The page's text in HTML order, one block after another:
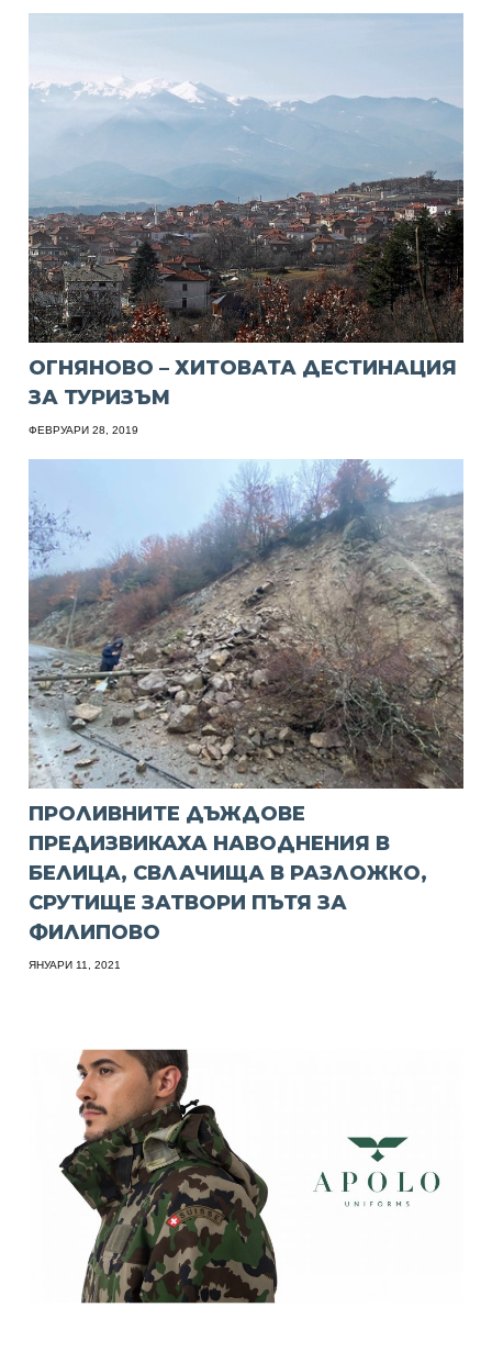
ОГНЯНОВО – ХИТОВАТА ДЕСТИНАЦИЯ
ЗА ТУРИЗЪМ
ФЕВРУАРИ 28, 2019
ПРОЛИВНИТЕ ДЪЖДОВЕ
ПРЕДИЗВИКАХА НАВОДНЕНИЯ В
БЕЛИЦА, СВЛАЧИЩА В РАЗЛОЖКО,
СРУТИЩЕ ЗАТВОРИ ПЪТЯ ЗА
ФИЛИПОВО
ЯНУАРИ 11, 2021